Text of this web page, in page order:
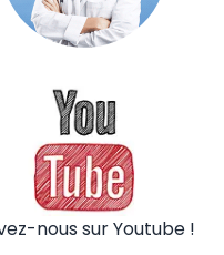
nous sur Youtube !